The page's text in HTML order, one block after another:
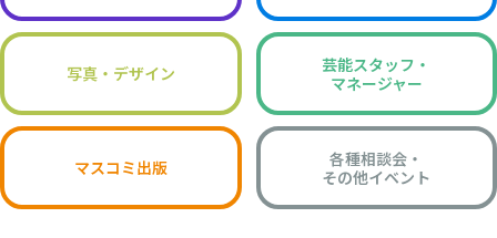
写真・デザイン
芸能スタッフ・
マネージャー
マスコミ出版
各種相談会・
その他イベント